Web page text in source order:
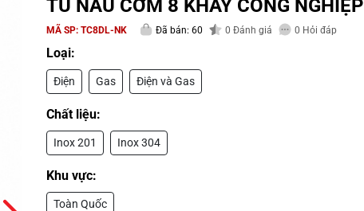
TỦ NẤU CƠM 8 KHAY CÔNG NGHIỆP
MÃ SP: TC8DL-NK Đã bán: 60 0 Đánh giá 0 Hỏi đáp
Loại:
Điện Gas Điện và Gas
Chất liệu:
Inox 201 Inox 304
Khu vực:
Toàn Quốc